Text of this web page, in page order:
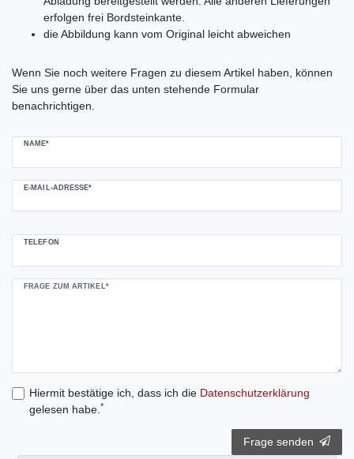
erfolgen frei Bordsteinkante.
die Abbildung kann vom Original leicht abweichen
Wenn Sie noch weitere Fragen zu diesem Artikel haben, können
Sie uns gerne über das unten stehende Formular
benachrichtigen.
NAME*
E-MAIL-ADRESSE*
TELEFON
FRAGE ZUM ARTIKEL*
Hiermit bestätige ich, dass ich die Daten­schutz­erklärung
gelesen habe. *
Frage senden